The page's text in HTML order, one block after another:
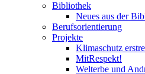
Bibliothek
Neues aus der
Berufsorientierung
Projekte
Klimaschutz
MitRespekt!
Welterbe und